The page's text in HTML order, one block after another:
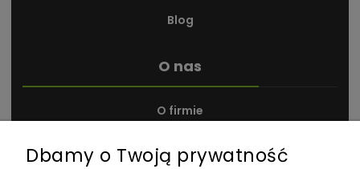
Blog
O nas
O firmie
Kontakt i dane firmy
Dbamy o Twoją prywatność